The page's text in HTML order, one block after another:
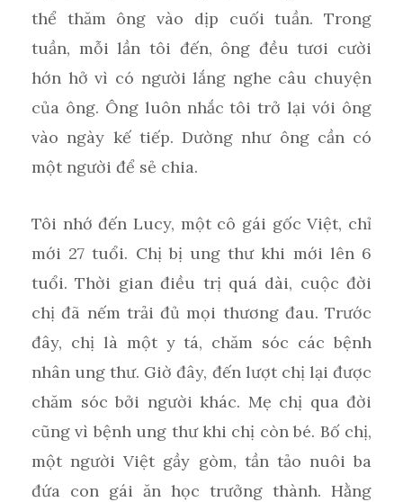
thể thăm ông vào dịp cuối tuần. Trong
tuần, mỗi lần tôi đến, ông đều tươi cười
hớn hở vì có người lắng nghe câu chuyện
của ông. Ông luôn nhắc tôi trở lại với ông
vào ngày kế tiếp. Dường như ông cần có
một người để sẻ chia.
Tôi nhớ đến Lucy, một cô gái gốc Việt, chỉ
mới 27 tuổi. Chị bị ung thư khi mới lên 6
tuổi. Thời gian điều trị quá dài, cuộc đời
chị đã nếm trải đủ mọi thương đau. Trước
đây, chị là một y tá, chăm sóc các bệnh
nhân ung thư. Giờ đây, đến lượt chị lại được
chăm sóc bởi người khác. Mẹ chị qua đời
cũng vì bệnh ung thư khi chị còn bé. Bố chị,
một người Việt gầy gòm, tần tảo nuôi ba
đứa con gái ăn học trưởng thành. Hằng